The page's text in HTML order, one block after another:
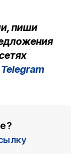
пиши
Telegram